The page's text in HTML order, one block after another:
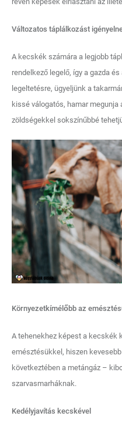
Változatos táplálkozást
A kecskék számára a legjobb
rendelkező legelő, így a gazda
legeltetésre, ügyeljünk a
kissé válogatós, hamar
zöldségekkel sokszínűbbé
Környezetkímélőbb az
A tehenekhez képest a kecskék
emésztésükkel, hiszen
következtében a metángáz –
szarvasmarháknak.
Kedélyjavítás kecskével